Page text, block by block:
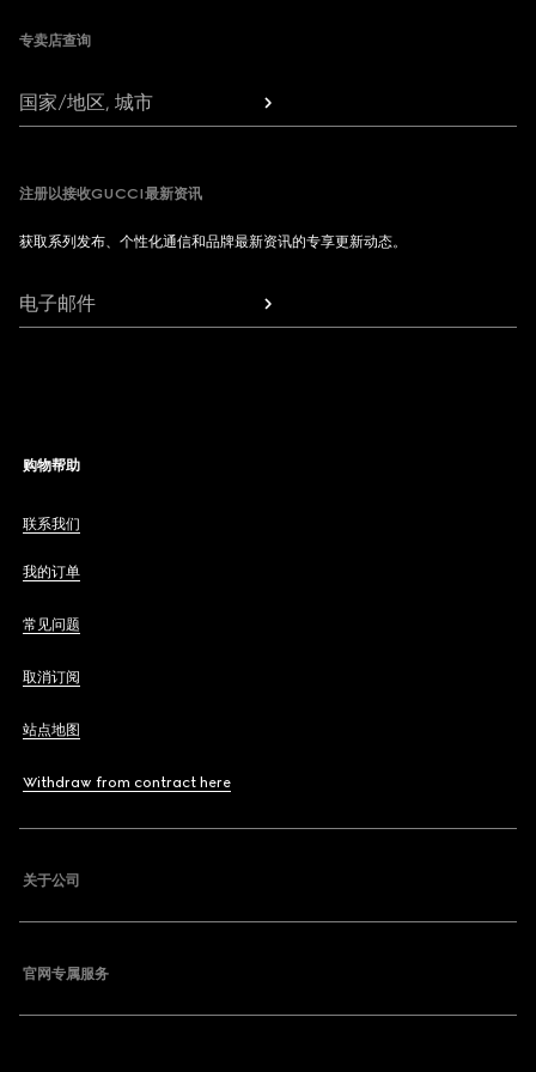
专卖店查询
国家/地区, 城市
注册以接收GUCCI最新资讯
获取系列发布、个性化通信和品牌最新资讯的专享更新动态。
电子邮件
购物帮助
联系我们
我的订单
常见问题
取消订阅
站点地图
Withdraw from contract here
关于公司
官网专属服务